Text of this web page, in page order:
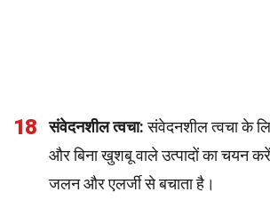
18 संवेदनशील त्वचा:संवेदनशील त्वचा के
और बिना खुशबू वाले उत्पादों का चयन
जलन और एलर्जी से बचाता है।